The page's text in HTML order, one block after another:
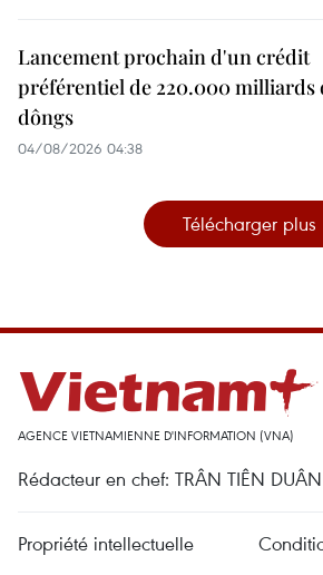
Lancement prochain d'un crédit
préférentiel de 220.000 milliards
dôngs
04/08/2026 04:38
Télécharger plus
AGENCE VIETNAMIENNE D'INFORMATION (VNA)
Rédacteur en chef: TRÂN TIÊN DUÂN
Propriété intellectuelle